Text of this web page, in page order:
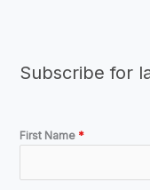
Subscribe for
First Name *